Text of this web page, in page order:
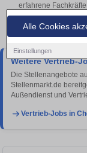
Alle Cookies
Einstellungen
erfahrene
remote:
bewerben Sie sich
Weitere Vertrieb-
Die Stellenangebote
Stellenmarkt.de
Außendienst und
Vertrieb-Jobs in